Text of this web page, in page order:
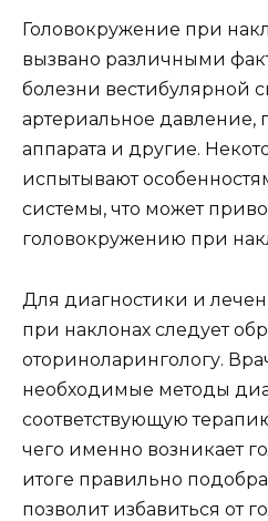
Головокружение при
вызвано различными
болезни вестибулярной
артериальное давление,
аппарата и другие.
испытывают
системы, что может
головокружению при
Для диагностики и
при наклонах следует
оториноларингологу.
необходимые методы
соответствующую
чего именно возникает
итоге правильно
позволит избавиться от